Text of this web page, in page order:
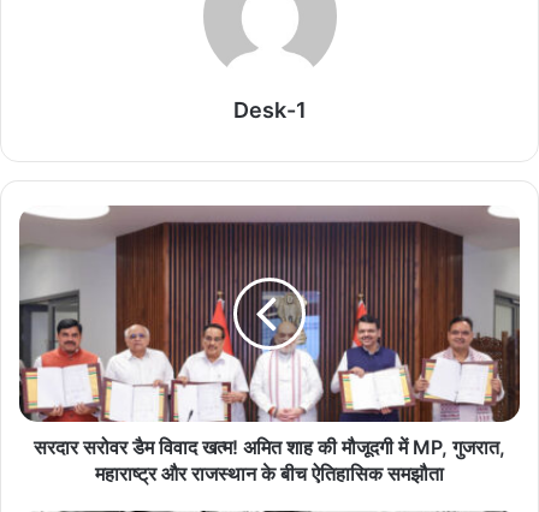
August 8, 2026
Mohan Bhagwat & Gen-Z: नई पीढ़ी से जुड़ने के
August 8, 2026
Mahua Moitra Case: महुआ मोइत्रा पर कॉकरोच
प्रवक्ता का बड़ा बयान, जज पर टिप्पणी से गरमाई राजनीति
Pak-Saudi-Turkey Pact: तीन देशों के सैन्य समझौते
से मंडराया नया खतरा? जानें इस पर भारत का आधिकारिक
रुख
August 8, 2026
Ganga Water Treaty पर बढ़ा तनाव, संधि खत्म होने से
Desk-1
सरदार सरोवर डैम विवाद खत्म! अमित शाह की मौजूदगी में MP, गुजरात,
महाराष्ट्र और राजस्थान के बीच ऐतिहासिक समझौता